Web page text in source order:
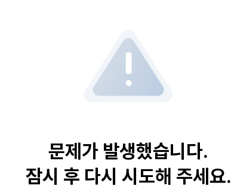
문제가 발생했습니다.
잠시 후 다시 시도해 주세요.